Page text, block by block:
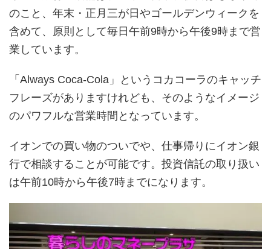
のこと、年末・正月三が日やゴールデンウィークを
含めて、原則として毎日午前9時から午後9時まで営
業しています。
「Always Coca-Cola」というコカコーラのキャッチ
フレーズがありますけれども、そのようなイメージ
のパワフルな営業時間となっています。
イオンでの買い物のついでや、仕事帰りにイオン銀
行で相談することが可能です。投資信託の取り扱い
は午前10時から午後7時までになります。